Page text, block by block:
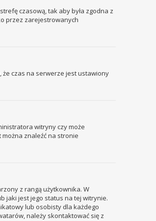
czasową, tak aby była zgodna z
przez zarejestrowanych
że czas na serwerze jest ustawiony
witryny czy może
znaleźć na stronie
z rangą użytkownika. W
jaki jest jego status na tej witrynie.
lub osobisty dla każdego
należy skontaktować się z